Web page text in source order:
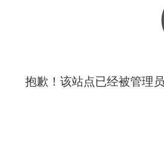
抱歉！该站点已经被管理